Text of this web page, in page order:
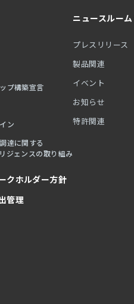
プ構築宣言
ン
達に関する
ジェンスの取り組み
クホルダー方針
管理
ニュースルーム
プレスリリース
製品関連
イベント
お知らせ
特許関連